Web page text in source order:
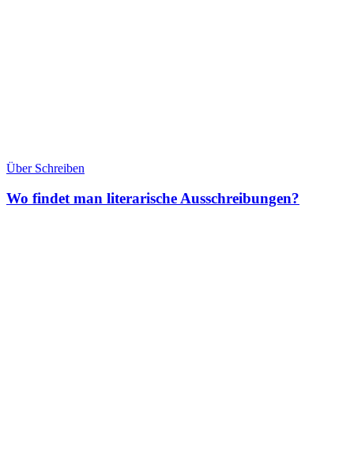
Über Schreiben
Wo findet man literarische Ausschreibungen?